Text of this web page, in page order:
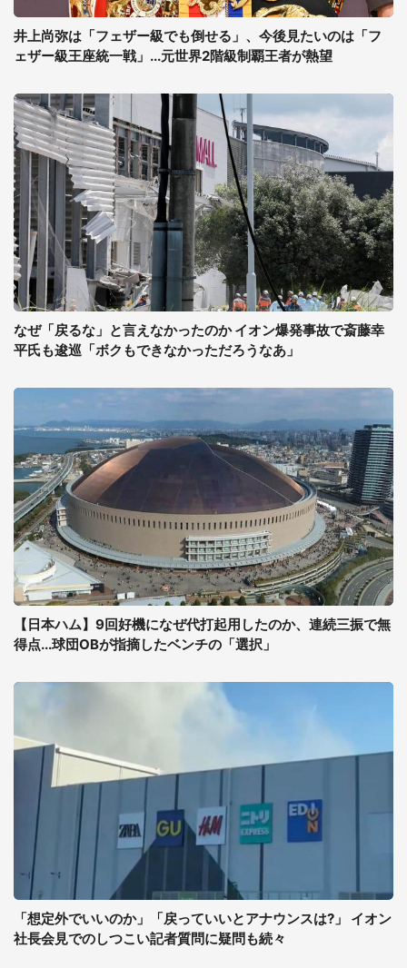
井上尚弥は「フェザー級でも倒せる」、今後見たいのは「フ
ェザー級王座統一戦」...元世界2階級制覇王者が熱望
なぜ「戻るな」と言えなかったのか イオン爆発事故で斎藤幸
平氏も逡巡「ボクもできなかっただろうなあ」
【日本ハム】9回好機になぜ代打起用したのか、連続三振で無
得点...球団OBが指摘したベンチの「選択」
「想定外でいいのか」「戻っていいとアナウンスは?」 イオン
社長会見でのしつこい記者質問に疑問も続々